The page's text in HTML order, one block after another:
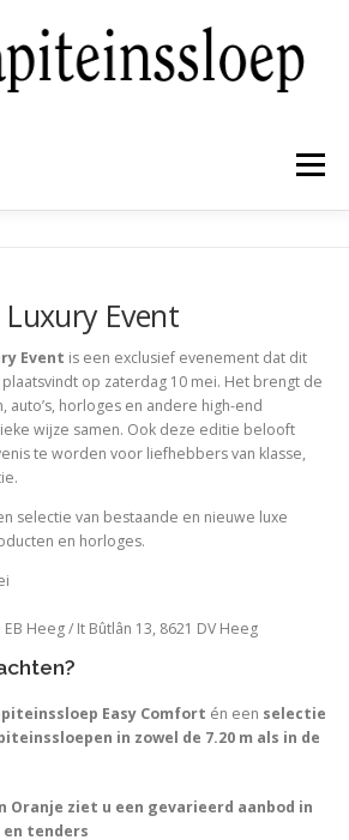
Menu
NIEUWS
Event
Event is een exclusief evenement dat dit
op zaterdag 10 mei. Het brengt de
horloges en andere high-end
wijze samen. Ook deze editie belooft
te worden voor liefhebbers van klasse,
selectie van bestaande en nieuwe luxe
en horloges.
Heeg / It Bûtlân 13, 8621 DV Heeg
Easy Comfort én een selectie
in zowel de 7.20 m als in de
Oranje ziet u een gevarieerd aanbod in
tenders